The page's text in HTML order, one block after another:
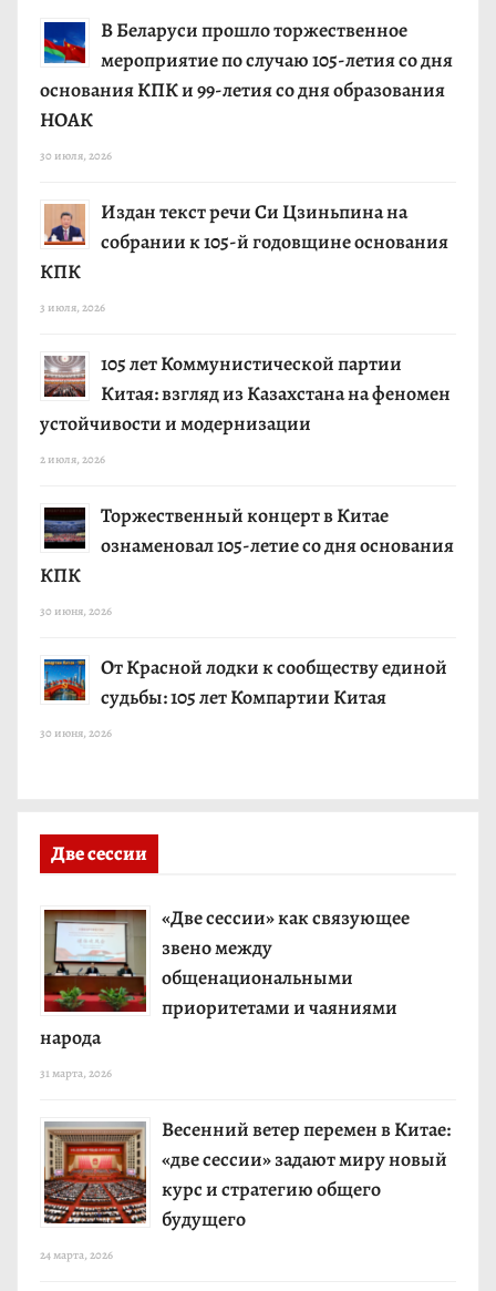
В Беларуси прошло торжественное
мероприятие по случаю 105-летия со дня
основания КПК и 99-летия со дня образования
НОАК
30 июля, 2026
Издан текст речи Си Цзиньпина на
собрании к 105-й годовщине основания
КПК
3 июля, 2026
105 лет Коммунистической партии
Китая: взгляд из Казахстана на феномен
устойчивости и модернизации
2 июля, 2026
Торжественный концерт в Китае
ознаменовал 105-летие со дня основания
КПК
30 июня, 2026
От Красной лодки к сообществу единой
судьбы: 105 лет Компартии Китая
30 июня, 2026
Две сессии
«Две сессии» как связующее
звено между
общенациональными
приоритетами и чаяниями
народа
31 марта, 2026
Весенний ветер перемен в Китае:
«две сессии» задают миру новый
курс и стратегию общего
будущего
24 марта, 2026